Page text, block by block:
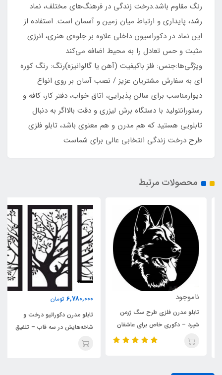
رنگ مقاوم باشد.درخت زندگی در فرهنگ‌های مختلف، نماد
رشد، پایداری و ارتباط میان زمین و آسمان است. استفاده از
این نماد در دکوراسیون داخلی علاوه بر جلوه‌ی هنری، انرژی
مثبت و حس تعادل را به محیط اضافه می‌کند
ویژگی‌ها:جنس: فلز باکیفیت (آهن یا گالوانیزه)رنگ: رنگ کوره
ای به سفارش مشتریان عزیز / نصب آسان بر روی انواع
دیوارمناسب برای سالن پذیرایی، اتاق خواب، دفتر کار، کافه و
رستورانتولید با دستگاه برش لیزری و دقت بالااگر به دنبال
تابلویی هستید که هم مدرن و هم معنوی باشد، تابلو فلزی
طرح درخت زندگی انتخابی عالی برای شماست
محصولات مرتبط
ناموجود
تابلو مدرن فلزی طرح سگ ژرمن
شپرد – دکوری خاص برای عاشقان
سگ‌ها
6,780,000 تومان
تابلو مدرن دکوراتیو درخت و
شاخه‌هایش در سه قاب – تلفیق
طبیعت و هنر در دکور منزل